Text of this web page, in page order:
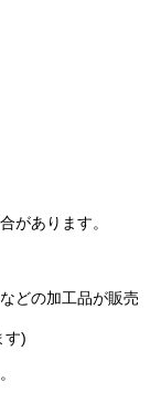
があります。
どの加工品が販売
す)